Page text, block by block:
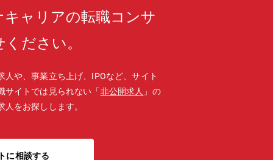
ャリアの転職コンサ
ださい。
人や、事業立ち上げ、IPOなど、サイト
サイトでは見られない「非公開求人 」の
をお探しします。
に相談する